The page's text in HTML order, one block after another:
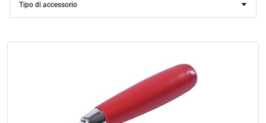
Tipo di accessorio